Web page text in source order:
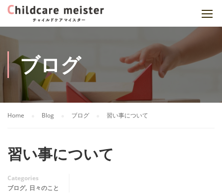
ブログ
Home Blog ブログ 習い事について
習い事について
Categories
ブログ, 日々のこと